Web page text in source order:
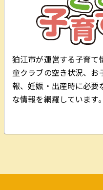
狛江市が運営する子育て
童クラブの空き状況、お
報、妊娠・出産時に必要
な情報を網羅しています。